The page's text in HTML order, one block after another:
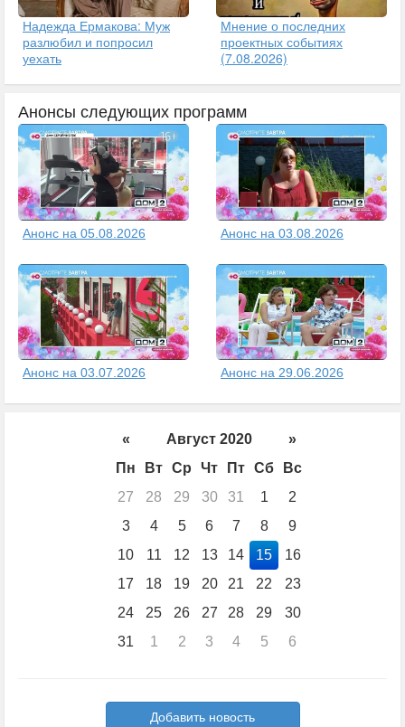
Надежда Ермакова: Муж
разлюбил и попросил
уехать
Мнение о последних
проектных событиях
(7.08.2026)
Анонсы следующих программ
Анонс на 05.08.2026 Анонс на 03.08.2026
Анонс на 03.07.2026 Анонс на 29.06.2026
« Август 2020
»
Пн
Вт Ср Чт Пт Сб
Вс
27
28 29 30 31 1
2
3
4 5 6 7 8
9
10
11 12 13 14 15
16
17
18 19 20 21 22
23
24
25 26 27 28 29
30
31
1 2 3 4 5 6
Добавить новость